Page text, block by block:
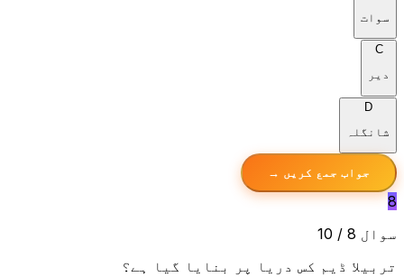
سوات
C
دیر
D
شانگلہ
جواب جمع کریں →
8
سوال 8 / 10
تربیلا ڈیم کس دریا پر بنایا گیا ہے؟